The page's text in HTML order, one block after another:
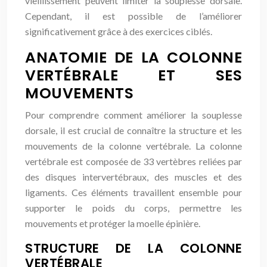
Cependant, il est possible de l’améliorer
significativement grâce à des exercices ciblés.
ANATOMIE DE LA COLONNE
VERTÉBRALE ET SES
MOUVEMENTS
Pour comprendre comment améliorer la souplesse
dorsale, il est crucial de connaître la structure et les
mouvements de la colonne vertébrale. La colonne
vertébrale est composée de 33 vertèbres reliées par
des disques intervertébraux, des muscles et des
ligaments. Ces éléments travaillent ensemble pour
supporter le poids du corps, permettre les
mouvements et protéger la moelle épinière.
STRUCTURE DE LA COLONNE
VERTÉBRALE